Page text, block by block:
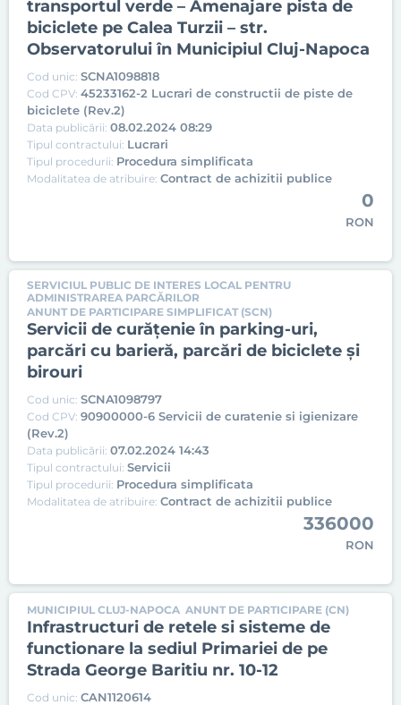
transportul verde – Amenajare pista de
biciclete pe Calea Turzii – str.
Observatorului în Municipiul Cluj-Napoca
Cod unic: SCNA1098818
Cod CPV: 45233162-2 Lucrari de constructii de piste de
biciclete (Rev.2)
Data publicării: 08.02.2024 08:29
Tipul contractului: Lucrari
Tipul procedurii: Procedura simplificata
Modalitatea de atribuire: Contract de achizitii publice
0
RON
SERVICIUL PUBLIC DE INTERES LOCAL PENTRU
ADMINISTRAREA PARCĂRILOR
ANUNT DE PARTICIPARE SIMPLIFICAT (SCN)
Servicii de curățenie în parking-uri,
parcări cu barieră, parcări de biciclete și
birouri
Cod unic: SCNA1098797
Cod CPV: 90900000-6 Servicii de curatenie si igienizare
(Rev.2)
Data publicării: 07.02.2024 14:43
Tipul contractului: Servicii
Tipul procedurii: Procedura simplificata
Modalitatea de atribuire: Contract de achizitii publice
336000
RON
MUNICIPIUL CLUJ-NAPOCA ANUNT DE PARTICIPARE (CN)
Infrastructuri de retele si sisteme de
functionare la sediul Primariei de pe
Strada George Baritiu nr. 10-12
Cod unic: CAN1120614